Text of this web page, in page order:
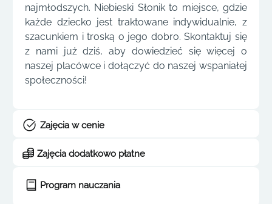
najmłodszych. Niebieski Słonik to miejsce, gdzie
każde dziecko jest traktowane indywidualnie, z
szacunkiem i troską o jego dobro. Skontaktuj się
z nami już dziś, aby dowiedzieć się więcej o
naszej placówce i dołączyć do naszej wspaniałej
społeczności!
Zajęcia w cenie
Zajęcia dodatkowo płatne
Program nauczania